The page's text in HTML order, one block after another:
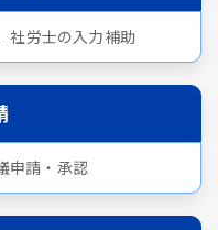
社労士の入力補助
申請・承認